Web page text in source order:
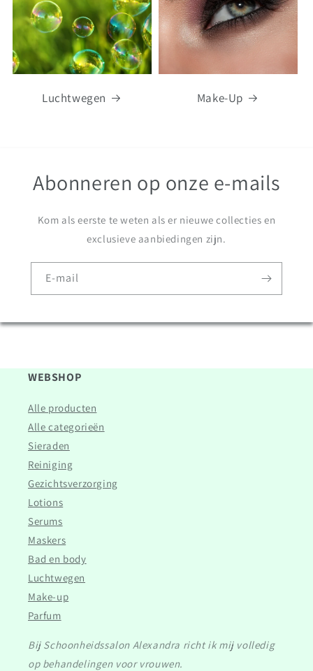
Luchtwegen Make-Up
Abonneren op onze e-mails
Kom als eerste te weten als er nieuwe collecties en
exclusieve aanbiedingen zijn.
E‑mail
WEBSHOP
Alle producten
Alle categorieën
Sieraden
Reiniging
Gezichtsverzorging
Lotions
Serums
Maskers
Bad en body
Luchtwegen
Make-up
Parfum
Bij Schoonheidssalon Alexandra richt ik mij volledig
op behandelingen voor vrouwen.